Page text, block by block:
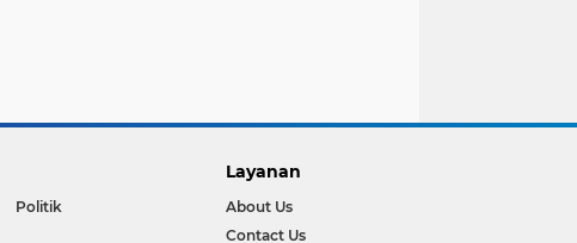
Politik
Layanan
About Us
Contact Us